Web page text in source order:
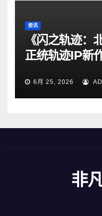
资讯
《闪之轨迹：
正统轨迹IP新
6月 25, 2026
非